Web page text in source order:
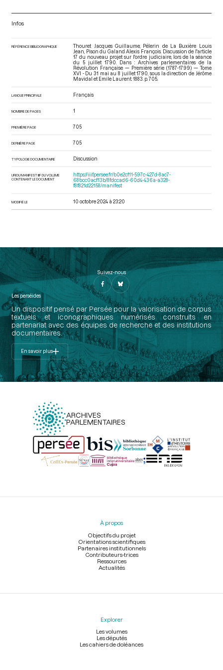
Infos
RÉFÉRENCE BIBLIOGRAPHIQUE
Thouret Jacques Guillaume, Pélerin de La Buxière Louis
Jean, Pison du Galand Alexis François. Discussion de l'article
17 du nouveau projet sur l'ordre judiciaire, lors de la séance
du 5 juillet 1790. Dans : Archives parlementaires de la
Révolution Française — Première série (1787-1799) — Tome
XVI - Du 31 mai au 8 juillet 1790 , sous la direction de Jérôme
Mavidal et Emile Laurent. 1883. p. 705.
LANGUE PRINCIPALE Français
NOMBRE DE PAGES 1
PREMIÈRE PAGE 705
DERNIÈRE PAGE 705
TYPOLOGIE DOCUMENTAIRE Discussion
URI DU MANIFEST IIIF DU VOLUME
CONTENANT LE DOCUMENT
https://iiif.persee.fr/b0e2cf11-597c-427d-8ac7-
68bcc0acf13b/8fdccad6-60d4-436a-a328-
f8f821d22158/manifest
MODIFIÉ LE 10 octobre 2024 à 23:20
Suivez-nous
Les perséides
Un dispositif pensé par Persée pour la valorisation de corpus
textuels et iconographiques numérisés construits en
partenariat avec des équipes de recherche et des institutions
documentaires.
En savoir plus
ARCHIVES
PARLEMENTAIRES
Menu
À propos
Objectifs du projet
Orientations scientifiques
Partenaires institutionnels
Contributeurs-trices
Ressources
Actualités
Explorer
Les volumes
Les députés
Les cahiers de doléances